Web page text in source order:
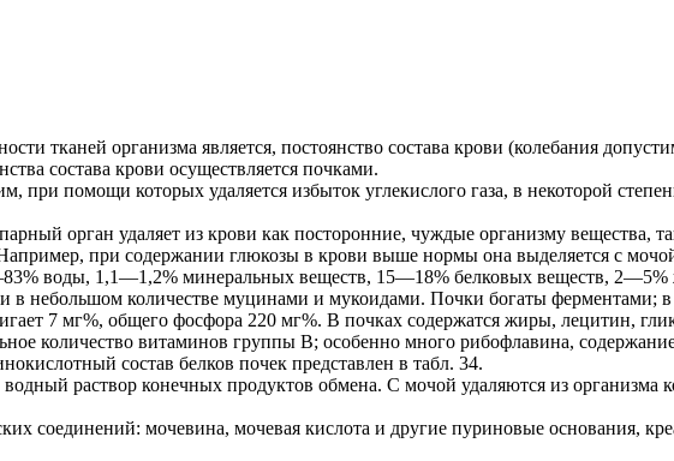
тканей организма является, постоянство состава крови (колебания
состава крови осуществляется почками.
при помощи которых удаляется избыток углекислого газа, в некоторой
орган удаляет из крови как посторонние, чуждые организму вещества,
при содержании глюкозы в крови выше нормы она выделяется с
воды, 1,1—1,2% минеральных веществ, 15—18% белковых веществ,
в небольшом количестве муцинами и мукоидами. Почки богаты ферментами; в
7 мг%, общего фосфора 220 мг%. В почках содержатся жиры, лецитин,
количество витаминов группы В; особенно много рибофлавина, содержание
состав белков почек представлен в табл. 34.
раствор конечных продуктов обмена. С мочой удаляются из
соединений: мочевина, мочевая кислота и другие пуриновые основания,